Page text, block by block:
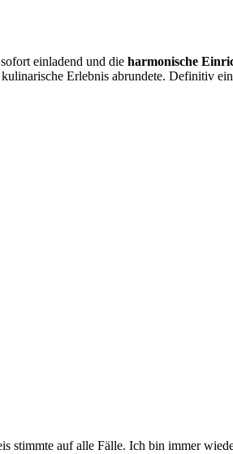
einladend und die harmonische
kulinarische Erlebnis abrundete. Definitiv
stimmte auf alle Fälle. Ich bin immer